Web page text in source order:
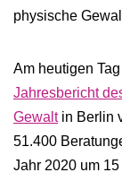
physische
Am heutigen
Jahresbericht
Gewaltin Berlin
51.400
Jahr 2020 um